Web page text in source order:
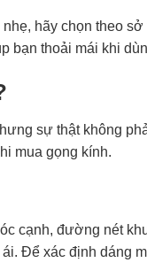
hãy chọn theo
bạn thoải mái khi
sự thật không
mua gọng kính.
cạnh, đường nét
Để xác định dáng